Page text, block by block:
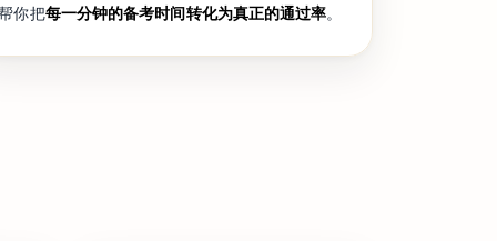
你把每一分钟的备考时间转化为真正的通过率。